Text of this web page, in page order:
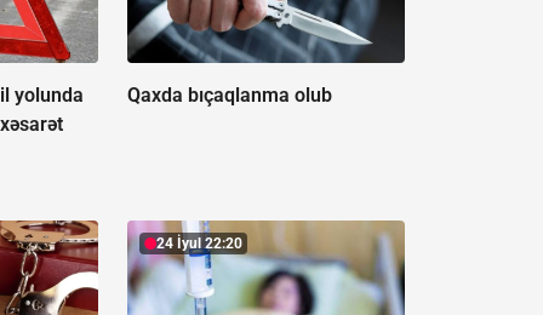
yolunda
Qaxda bıçaqlanma olub
24 İyul 22:20